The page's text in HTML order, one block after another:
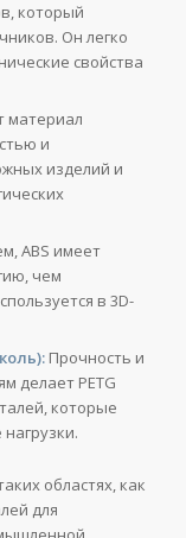
который
Он легко
свойства
материал
и
изделий и
ABS имеет
чем
в 3D-
Прочность и
делает PETG
которые
областях, как
для